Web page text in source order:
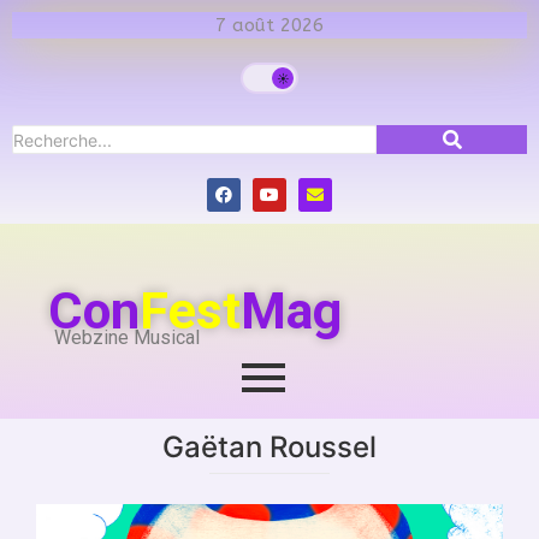
7 août 2026
ConFestMag
Webzine Musical
Gaëtan Roussel